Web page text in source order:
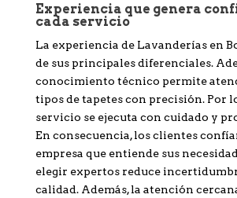
Experiencia que genera
cada servicio
La experiencia de Lavanderías en
de sus principales diferenciales.
conocimiento técnico permite
tipos de tapetes con precisión. Por
servicio se ejecuta con cuidado y
En consecuencia, los clientes
empresa que entiende sus
elegir expertos reduce
calidad. Además, la atención